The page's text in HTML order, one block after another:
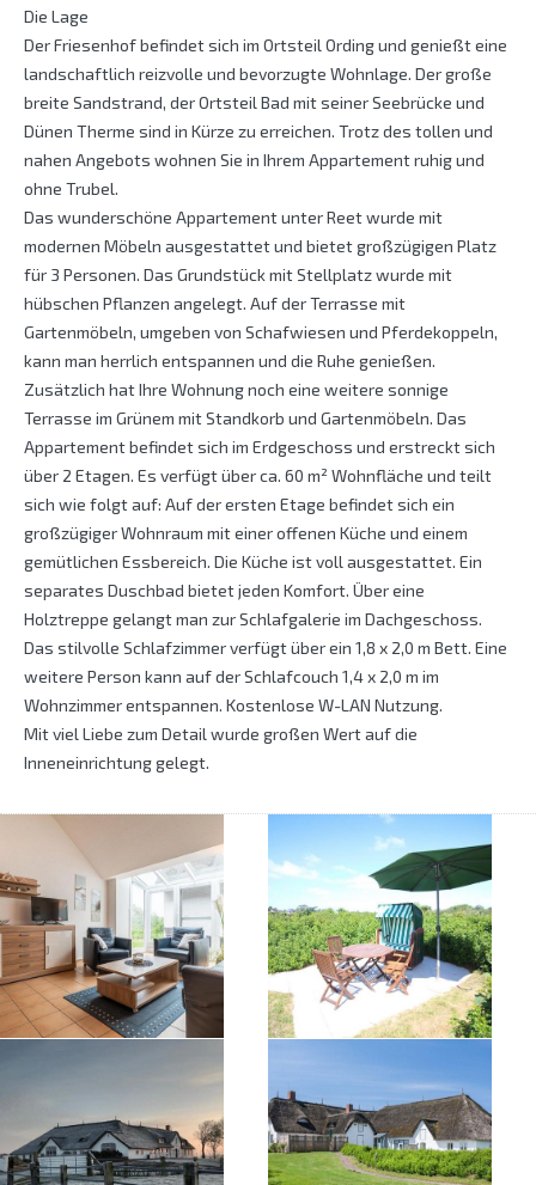
Die Lage
Der Friesenhof befindet sich im Ortsteil Ording und genießt eine
landschaftlich reizvolle und bevorzugte Wohnlage. Der große
breite Sandstrand, der Ortsteil Bad mit seiner Seebrücke und
Dünen Therme sind in Kürze zu erreichen. Trotz des tollen und
nahen Angebots wohnen Sie in Ihrem Appartement ruhig und
ohne Trubel.
Das wunderschöne Appartement unter Reet wurde mit
modernen Möbeln ausgestattet und bietet großzügigen Platz
für 3 Personen. Das Grundstück mit Stellplatz wurde mit
hübschen Pflanzen angelegt. Auf der Terrasse mit
Gartenmöbeln, umgeben von Schafwiesen und Pferdekoppeln,
kann man herrlich entspannen und die Ruhe genießen.
Zusätzlich hat Ihre Wohnung noch eine weitere sonnige
Terrasse im Grünem mit Standkorb und Gartenmöbeln. Das
Appartement befindet sich im Erdgeschoss und erstreckt sich
über 2 Etagen. Es verfügt über ca. 60 m² Wohnfläche und teilt
sich wie folgt auf: Auf der ersten Etage befindet sich ein
großzügiger Wohnraum mit einer offenen Küche und einem
gemütlichen Essbereich. Die Küche ist voll ausgestattet. Ein
separates Duschbad bietet jeden Komfort. Über eine
Holztreppe gelangt man zur Schlafgalerie im Dachgeschoss.
Das stilvolle Schlafzimmer verfügt über ein 1,8 x 2,0 m Bett. Eine
weitere Person kann auf der Schlafcouch 1,4 x 2,0 m im
Wohnzimmer entspannen. Kostenlose W-LAN Nutzung.
Mit viel Liebe zum Detail wurde großen Wert auf die
Inneneinrichtung gelegt.